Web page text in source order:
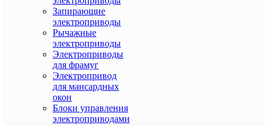
Запирающие
электроприводы
Рычажные
электроприводы
Электроприводы
для фрамуг
Электропривод
для мансардных
окон
Блоки управления
электроприводами